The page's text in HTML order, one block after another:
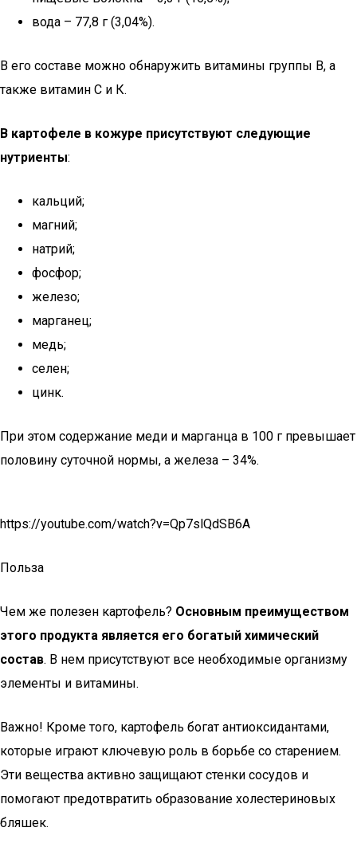
вода – 77,8 г (3,04%).
В его составе можно обнаружить витамины группы В, а
также витамин С и К.
В картофеле в кожуре присутствуют следующие
нутриенты:
кальций;
магний;
натрий;
фосфор;
железо;
марганец;
медь;
селен;
цинк.
При этом содержание меди и марганца в 100 г превышает
половину суточной нормы, а железа – 34%.
https://youtube.com/watch?v=Qp7slQdSB6A
Польза
Чем же полезен картофель? Основным преимуществом
этого продукта является его богатый химический
состав. В нем присутствуют все необходимые организму
элементы и витамины.
Важно! Кроме того, картофель богат антиоксидантами,
которые играют ключевую роль в борьбе со старением.
Эти вещества активно защищают стенки сосудов и
помогают предотвратить образование холестериновых
бляшек.